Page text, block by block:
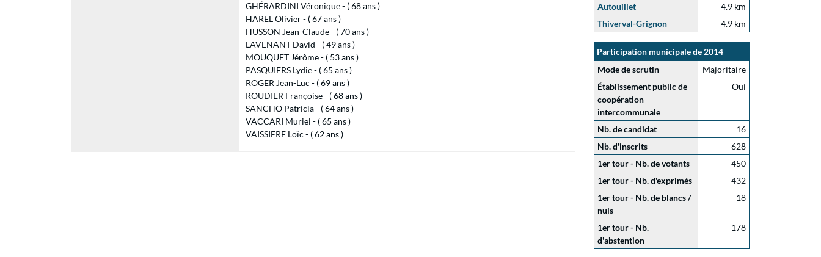
GHÉRARDINI Véronique - ( 68 ans )
HAREL Olivier - ( 67 ans )
HUSSON Jean-Claude - ( 70 ans )
LAVENANT David - ( 49 ans )
MOUQUET Jérôme - ( 53 ans )
PASQUIERS Lydie - ( 65 ans )
ROGER Jean-Luc - ( 69 ans )
ROUDIER Françoise - ( 68 ans )
SANCHO Patricia - ( 64 ans )
VACCARI Muriel - ( 65 ans )
VAISSIERE Loïc - ( 62 ans )
Autouillet
4.9 km
Thiverval-Grignon
4.9 km
Participation municipale de 2014
Mode de scrutin
Majoritaire
Établissement public de
coopération
intercommunale
Oui
Nb. de candidat
16
Nb. d'inscrits
628
1er tour - Nb. de votants
450
1er tour - Nb. d'exprimés
432
1er tour - Nb. de blancs /
nuls
18
1er tour - Nb.
d'abstention
178